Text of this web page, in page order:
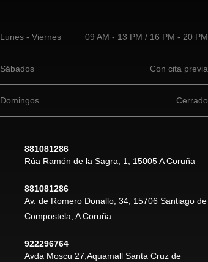
Lunes - Viernes 09 AM - 13 PM / 16 PM - 20 PM
Sábados Con cita previa
Domingos Cerrado
881081286
Rúa Ramón de la Sagra, 1, 15005 A Coruña
881081286
Av. de Romero Donallo, 34, 15706 Santiago de
Compostela, A Coruña
922296764
Avda Moscu 27,Aquamall Santa Cruz de